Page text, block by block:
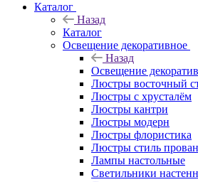
Каталог
Назад
Каталог
Освещение декоративное
Назад
Освещение
Люстры восточный
Люстры с хрусталём
Люстры кантри
Люстры модерн
Люстры флористика
Люстры стиль
Лампы настольные
Светильники